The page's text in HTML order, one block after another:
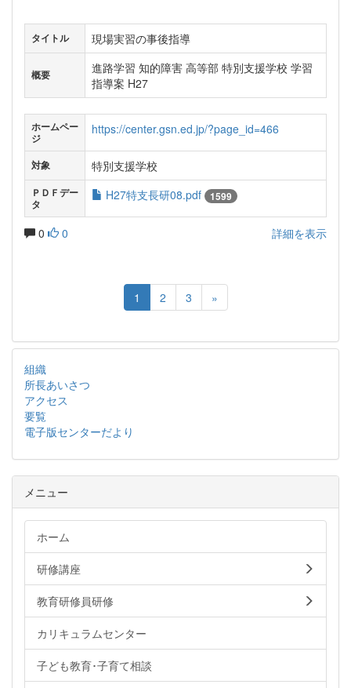
タイトル 現場実習の事後指導
概要
進路学習 知的障害 高等部 特別支援学校 学習
指導案 H27
ホームペー
ジ
https://center.gsn.ed.jp/?page_id=466
対象 特別支援学校
ＰＤＦデー
タ
H27特支長研08.pdf 1599
0 0 詳細を表示
1 2 3 »
組織
所長あいさつ
アクセス
要覧
電子版センターだより
メニュー
ホーム
研修講座
教育研修員研修
カリキュラムセンター
子ども教育･子育て相談